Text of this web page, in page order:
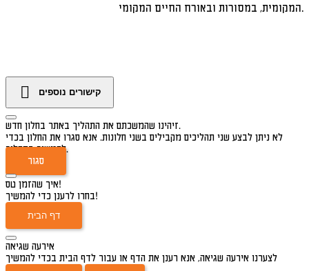
המקומית, במסורות ובאורח החיים המקומי.
קישורים נוספים
זיהינו שהמשכתם את התהליך באתר בחלון חדש.
לא ניתן לבצע שני תהליכים מקבילים בשני חלונות. אנא סגרו את החלון בכדי
להמשיך בתהליך.
סגור
איך שהזמן טס!
בחרו לרענן כדי להמשיך!
דף הבית
אירעה שגיאה
לצערנו אירעה שגיאה, אנא רענן את הדף או עבור לדף הבית בכדי להמשיך